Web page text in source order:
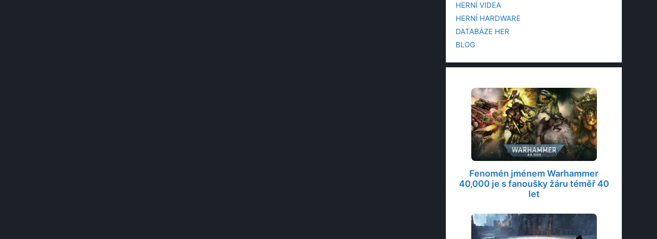
HERNÍ VIDEA
HERNÍ HARDWARE
DATABÁZE HER
BLOG
Fenomén jménem Warhammer
40,000 je s fanoušky žáru téměř 40
let